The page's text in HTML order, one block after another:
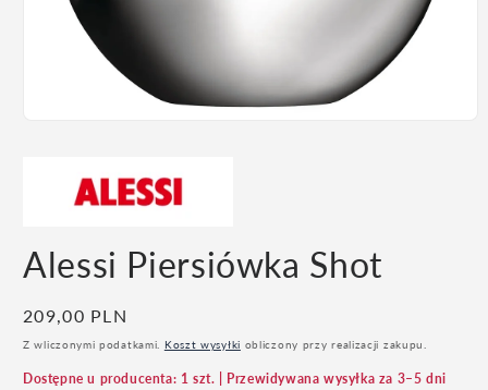
modalnym
Alessi Piersiówka Shot
Cena
regularna
209,00 PLN
Z wliczonymi podatkami. Koszt wysyłki obliczony przy realizacji zakupu.
Dostępne u producenta: 1 szt. | Przewidywana wysyłka za 3–5 dni